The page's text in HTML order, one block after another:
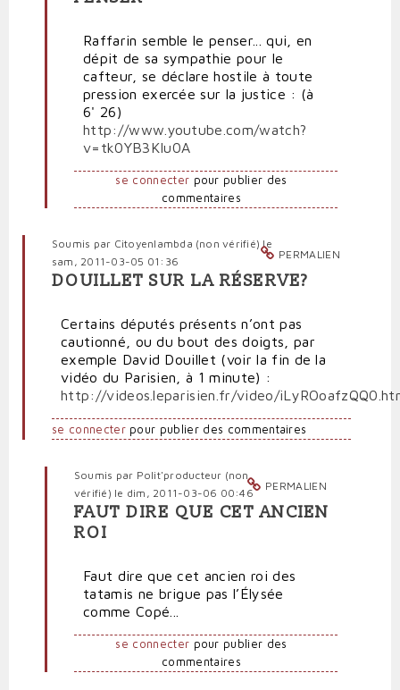
réponse
Déni
de
justice
par
Polit'producteur
(non
vérifié)
Raffarin semble le penser... qui, en
dépit de sa sympathie pour le
cafteur, se déclare hostile à toute
pression exercée sur la justice : (à
6' 26)
http://www.youtube.com/watch?
v=tk0YB3KIu0A
se connecter pour publier des
commentaires
PERMALIEN
Soumis par Citoyenlambda (non vérifié) le
sam, 2011-03-05 01:36
DOUILLET SUR LA RÉSERVE?
Certains députés présents n’ont pas
cautionné, ou du bout des doigts, par
exemple David Douillet (voir la fin de la
vidéo du Parisien, à 1 minute) :
http://videos.leparisien.fr/video/
se connecterpour publier des commentaires
PERMALIEN
Soumis par Polit'producteur (non
vérifié) le dim, 2011-03-06 00:46
En
réponse
Douillet
sur
la
FAUT DIRE QUE CET ANCIEN
ROI
Faut dire que cet ancien roi des
tatamis ne brigue pas l’Élysée
comme Copé...
se connecter pour publier des
commentaires